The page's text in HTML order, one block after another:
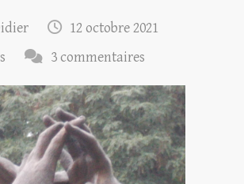
12 octobre 2021
3 commentaires